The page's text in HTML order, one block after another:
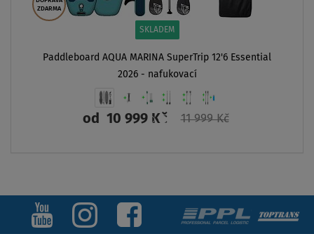
Paddleboard AQUA MARINA VIBRANT 8'0 -
5 799 Kč
12'6 Essential